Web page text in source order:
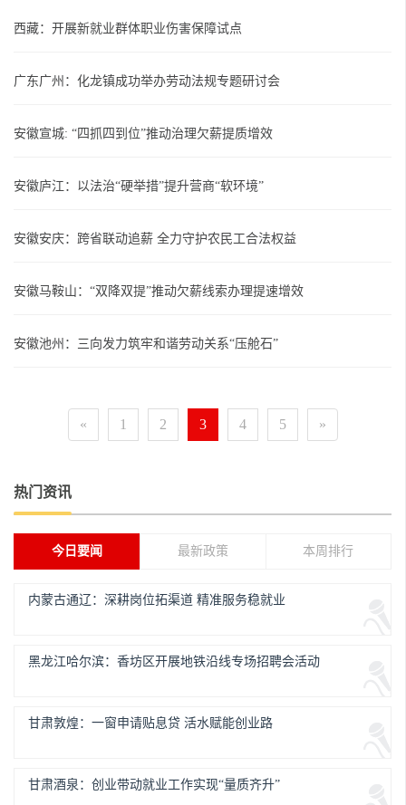
西藏：开展新就业群体职业伤害保障试点
广东广州：化龙镇成功举办劳动法规专题研讨会
安徽宣城: “四抓四到位”推动治理欠薪提质增效
安徽庐江：以法治“硬举措”提升营商“软环境”
安徽安庆：跨省联动追薪 全力守护农民工合法权益
安徽马鞍山：“双降双提”推动欠薪线索办理提速增效
安徽池州：三向发力筑牢和谐劳动关系“压舱石”
« 1 2 3 4 5 »
热门资讯
今日要闻 最新政策 本周排行
内蒙古通辽：深耕岗位拓渠道 精准服务稳就业
黑龙江哈尔滨：香坊区开展地铁沿线专场招聘会活动
甘肃敦煌：一窗申请贴息贷 活水赋能创业路
甘肃酒泉：创业带动就业工作实现“量质齐升”